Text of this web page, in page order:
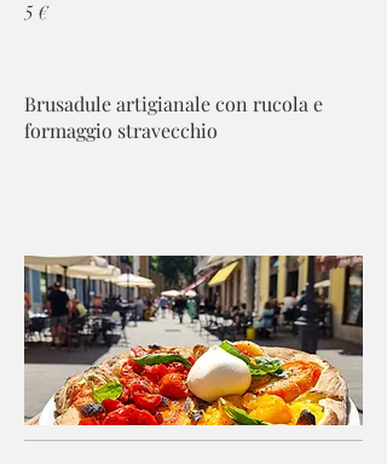
5 €
Brusadule artigianale con rucola e
formaggio stravecchio